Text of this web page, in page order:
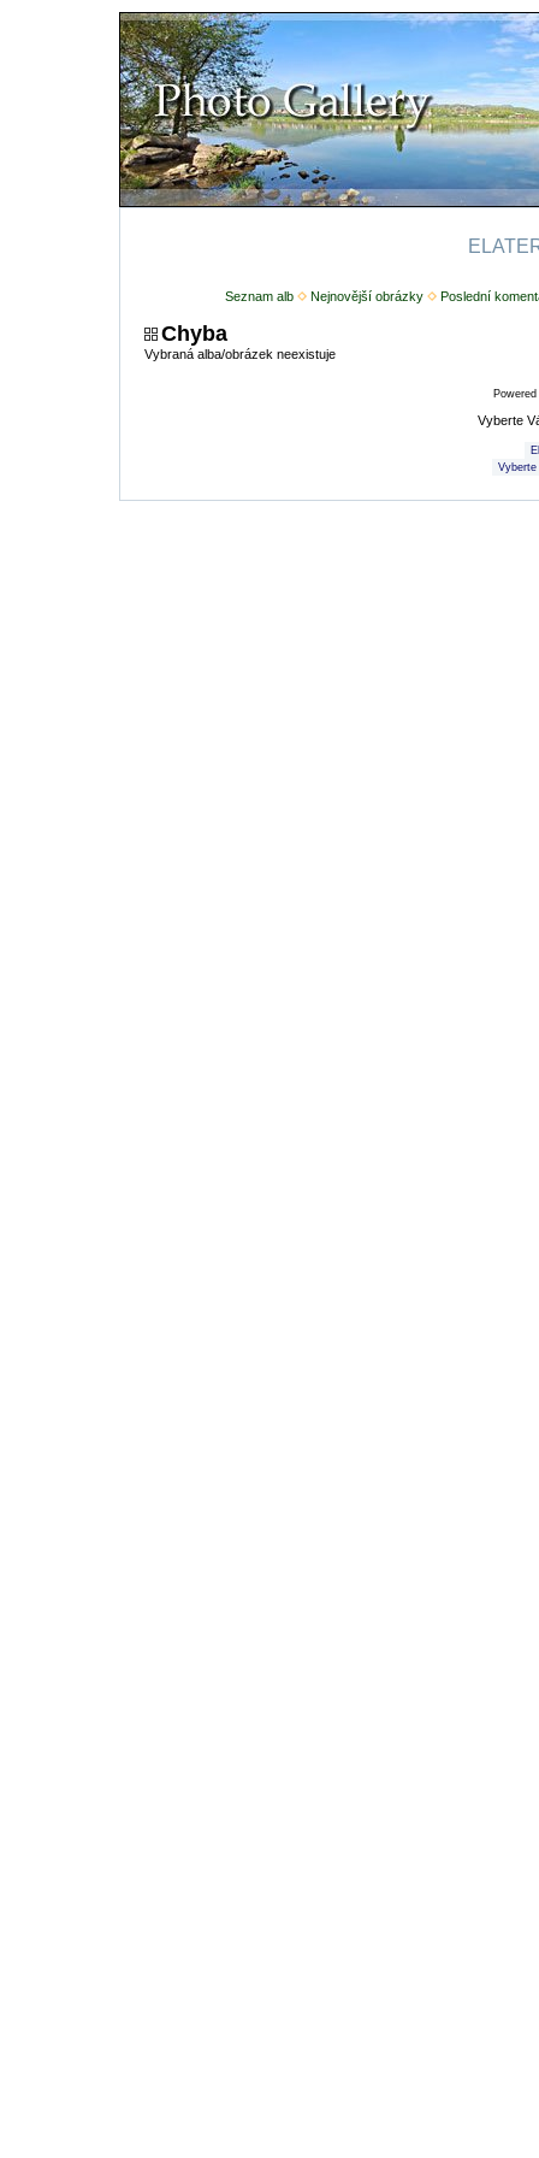
Seznam alb Nejnovější obrázky Poslední
Chyba
Vybraná alba/obrázek neexistuje
Vyberte